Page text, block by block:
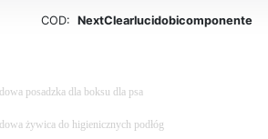
COD: NextClearlucidobicomponente
posadzka dla boksu dla psa
żywica do higienicznych podłóg